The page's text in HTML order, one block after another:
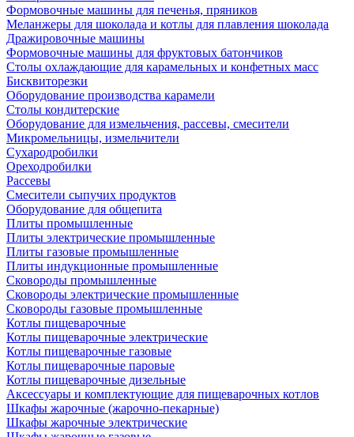
Формовочные машины для печенья, пряников
Меланжеры для шоколада и котлы для плавления шоколада
Дражировочные машины
Формовочные машины для фруктовых батончиков
Столы охлаждающие для карамельных и конфетных масс
Бисквиторезки
Оборудование производства карамели
Столы кондитерские
Оборудование для измельчения, рассевы, смесители
Микромельницы, измельчители
Сухародробилки
Ореходробилки
Рассевы
Смесители сыпучих продуктов
Оборудование для общепита
Плиты промышленные
Плиты электрические промышленные
Плиты газовые промышленные
Плиты индукционные промышленные
Сковороды промышленные
Сковороды электрические промышленные
Сковороды газовые промышленные
Котлы пищеварочные
Котлы пищеварочные электрические
Котлы пищеварочные газовые
Котлы пищеварочные паровые
Котлы пищеварочные дизельные
Аксессуары и комплектующие для пищеварочных котлов
Шкафы жарочные (жарочно-пекарные)
Шкафы жарочные электрические